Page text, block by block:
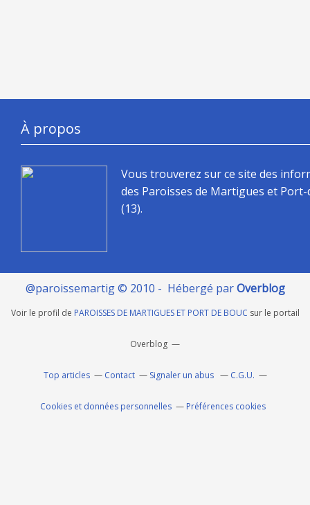
À propos
Vous trouverez sur ce site des
des Paroisses de Martigues et
(13).
@paroissemartig © 2010 - Hébergé parOverblog
Voir le profil de PAROISSES DE MARTIGUES ET PORT DE BOUC sur le portail
Overblog
Top articles Contact Signaler un abus C.G.U.
Cookies et données personnelles Préférences cookies